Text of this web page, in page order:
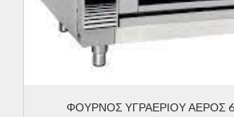
ΦΟΥΡΝΟΣ ΥΓΡΑΕΡΙΟΥ ΑΕΡΟΣ